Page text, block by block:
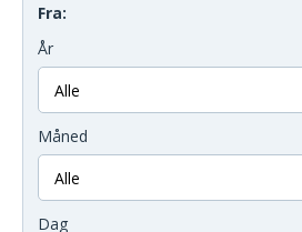
Fra:
År
Måned
Dag